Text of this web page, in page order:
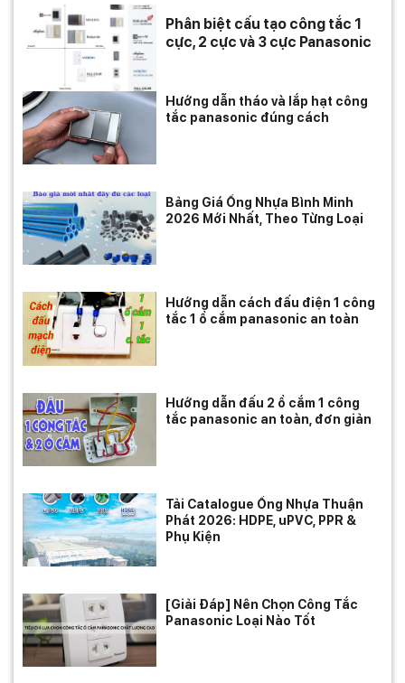
Phân biệt cấu tạo công tắc 1
cực, 2 cực và 3 cực Panasonic
Hướng dẫn tháo và lắp hạt công
tắc panasonic đúng cách
Bảng Giá Ống Nhựa Bình Minh
2026 Mới Nhất, Theo Từng Loại
Hướng dẫn cách đấu điện 1 công
tắc 1 ổ cắm panasonic an toàn
Hướng dẫn đấu 2 ổ cắm 1 công
tắc panasonic an toàn, đơn giản
Tải Catalogue Ống Nhựa Thuận
Phát 2026: HDPE, uPVC, PPR &
Phụ Kiện
[Giải Đáp] Nên Chọn Công Tắc
Panasonic Loại Nào Tốt